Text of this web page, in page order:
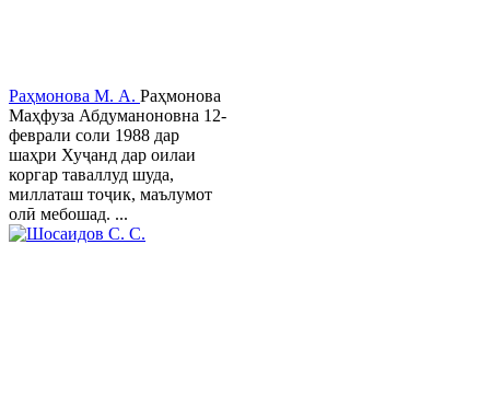
Раҳмонова М. А. Раҳмонова
Маҳфуза Абдуманоновна 12-
феврали соли 1988 дар
шаҳри Хуҷанд дар оилаи
коргар таваллуд шуда,
миллаташ тоҷик, маълумот
олӣ мебошад. ...